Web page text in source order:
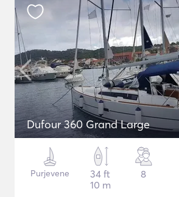
Dufour 360 Grand Large
Purjevene
34 ft
10 m
8